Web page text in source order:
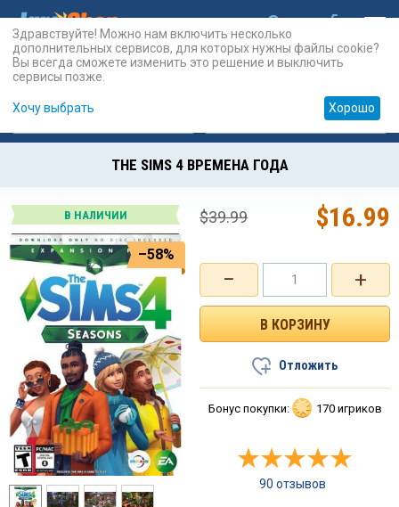
Карты Prepaid
THE SIMS 4 ВРЕМЕНА ГОДА
В НАЛИЧИИ
–58%
+
−
$16.99
$39.99
Отложить
Бонус покупки: 170 игриков
90 отзывов
Здравствуйте! Можно нам включить несколько
дополнительных сервисов, для которых нужны файлы cookie?
Вы всегда сможете изменить это решение и выключить
сервисы позже.
Хочу выбрать Хорошо